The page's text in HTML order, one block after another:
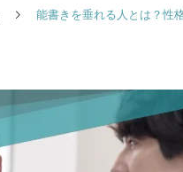
WEBデザイン
能書きを垂れる人とは？性